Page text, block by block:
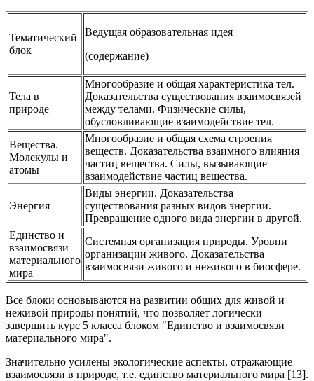
Тематический
блок
Ведущая образовательная идея
(содержание)
Тела в
природе
Многообразие и общая характеристика тел.
Доказательства существования взаимосвязей
между телами. Физические силы,
обусловливающие взаимодействие тел.
Вещества.
Молекулы и
атомы
Многообразие и общая схема строения
веществ. Доказательства взаимного влияния
частиц вещества. Силы, вызывающие
взаимодействие частиц вещества.
Энергия
Виды энергии. Доказательства
существования разных видов энергии.
Превращение одного вида энергии в другой.
Единство и
взаимосвязи
материального
мира
Системная организация природы. Уровни
организации живого. Доказательства
взаимосвязи живого и неживого в биосфере.
Все блоки основываются на развитии общих для живой и
неживой природы понятий, что позволяет логически
завершить курс 5 класса блоком "Единство и взаимосвязи
материального мира".
Значительно усилены экологические аспекты, отражающие
взаимосвязи в природе, т.е. единство материального мира [13].